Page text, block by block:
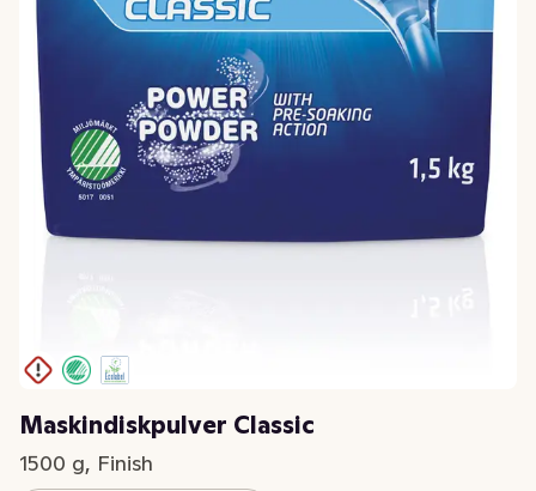
Maskindiskpulver Classic
1500 g, Finish